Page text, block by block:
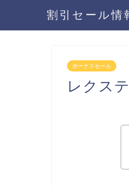
割引セール情
ボーナスセール
レクス